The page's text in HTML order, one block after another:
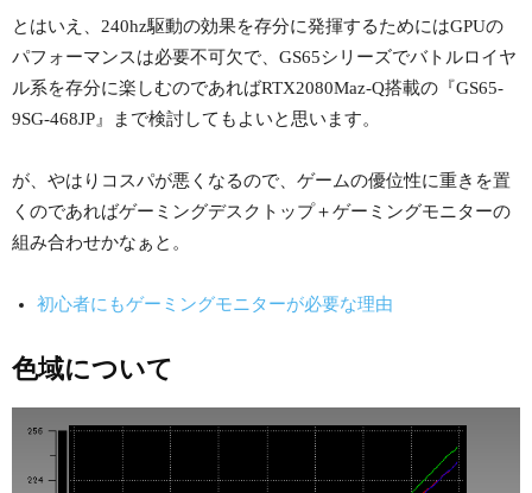
とはいえ、240hz駆動の効果を存分に発揮するためにはGPUの
パフォーマンスは必要不可欠で、GS65シリーズでバトルロイヤ
ル系を存分に楽しむのであればRTX2080Maz-Q搭載の『GS65-
9SG-468JP』まで検討してもよいと思います。
が、やはりコスパが悪くなるので、ゲームの優位性に重きを置
くのであればゲーミングデスクトップ＋ゲーミングモニターの
組み合わせかなぁと。
初心者にもゲーミングモニターが必要な理由
色域について